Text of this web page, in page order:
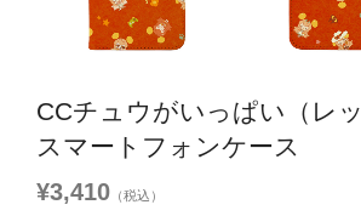
CCチュウがいっぱい（レ
スマートフォンケース
¥3,410 （税込）